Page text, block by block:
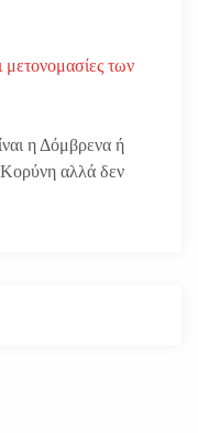
μετονομασίες των
η Δόμβρενα ή
αλλά δεν